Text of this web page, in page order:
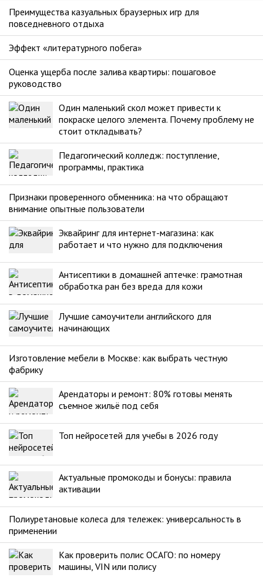
Преимущества казуальных браузерных игр для
повседневного отдыха
Эффект «литературного побега»
Оценка ущерба после залива квартиры: пошаговое
руководство
Один маленький скол может привести к
покраске целого элемента. Почему проблему не
стоит откладывать?
Педагогический колледж: поступление,
программы, практика
Признаки проверенного обменника: на что обращают
внимание опытные пользователи
Эквайринг для интернет-магазина: как
работает и что нужно для подключения
Антисептики в домашней аптечке: грамотная
обработка ран без вреда для кожи
Лучшие самоучители английского для
начинающих
Изготовление мебели в Москве: как выбрать честную
фабрику
Арендаторы и ремонт: 80% готовы менять
съемное жильё под себя
Топ нейросетей для учебы в 2026 году
Актуальные промокоды и бонусы: правила
активации
Полиуретановые колеса для тележек: универсальность в
применении
Как проверить полис ОСАГО: по номеру
машины, VIN или полису